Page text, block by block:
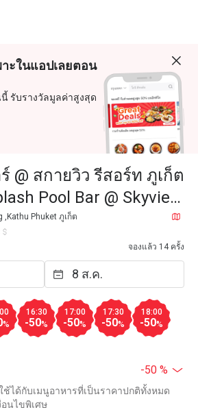
าะในแอปเลยตอน
รับรางวัลมูลค่าสูงสุด
@ สกายวิว รีสอร์ท ภูเก็ต
Pool Bar @ Skyview
Patong Beach)
,Kathu Phuket ภูเก็ต
จองแล้ว 14 ครั้ง
%
16:30
-50%
17:00
-50%
17:30
-50%
18:00
-50%
-50 %
ได้กับเมนูอาหารที่เป็นราคาปกติทั้งหมด
อนไขพิเศษ